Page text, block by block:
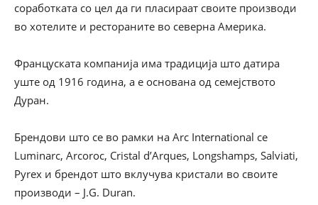
соработката со цел да ги пласираат своите производи
во хотелите и рестораните во северна Америка.
Француската компанија има традиција што датира
уште од 1916 година, а е основана од семејството
Дуран.
Брендови што се во рамки на Arc International се
Luminarc, Arcoroc, Cristal d’Arques, Longshamps, Salviati,
Pyrex и брендот што вклучува кристали во своите
производи – J.G. Duran.